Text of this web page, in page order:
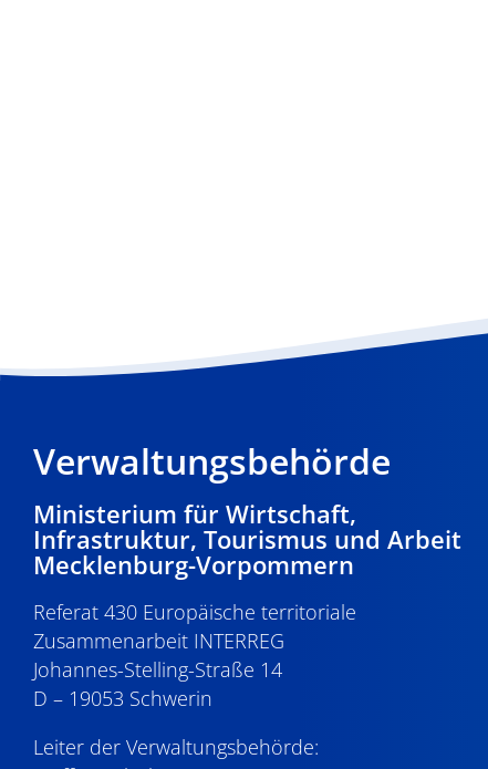
Verwaltungsbehörde
Ministerium für Wirtschaft,
Infrastruktur, Tourismus und Arbeit
Mecklenburg-Vorpommern
Referat 430 Europäische territoriale
Zusammenarbeit INTERREG
Johannes-Stelling-Straße 14
D – 19053 Schwerin
Leiter der Verwaltungsbehörde: